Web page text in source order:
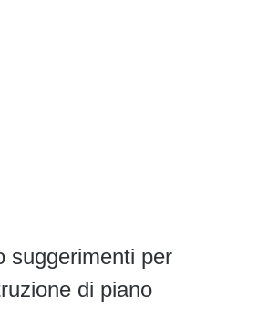
suggerimenti per
di piano